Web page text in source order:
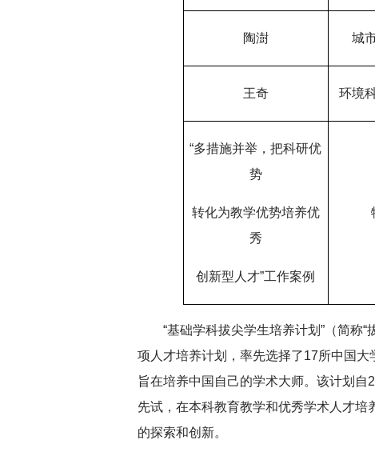
陶澍 城
王奇 环境
“多措施并举，把科研优
势
转化为教学优势培养优
秀
创新型人才”工作案例
“基础学科拔尖学生培养计划”（简称
项人才培养计划，率先选择了17所中国大
旨在培养中国自己的学术大师。该计划
先试，在本科教育教学和优秀学术人才
的探索和创新。
扎实开展树立和践行